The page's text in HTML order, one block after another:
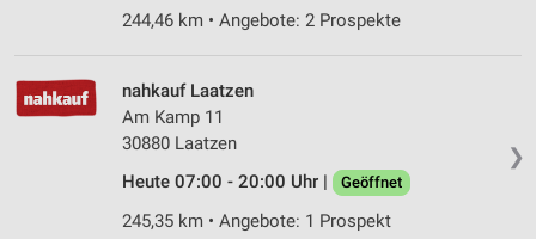
244,46 km • Angebote: 2 Prospekte
❯
nahkauf Laatzen
Am Kamp 11
30880 Laatzen
Heute 07:00 - 20:00 Uhr |
Geöffnet
245,35 km • Angebote: 1 Prospekt